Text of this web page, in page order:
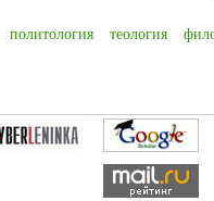
политология теология